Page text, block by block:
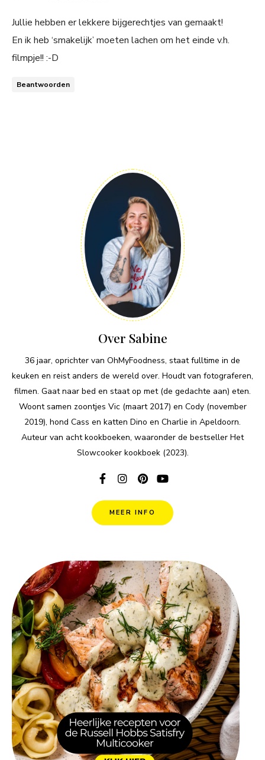
Jullie hebben er lekkere bijgerechtjes van gemaakt!
En ik heb ‘smakelijk’ moeten lachen om het einde v.h.
filmpje!! :-D
Beantwoorden
Over Sabine
36 jaar, oprichter van OhMyFoodness, staat fulltime in de
keuken en reist anders de wereld over. Houdt van fotograferen,
filmen. Gaat naar bed en staat op met (de gedachte aan) eten.
Woont samen zoontjes Vic (maart 2017) en Cody (november
2019), hond Cass en katten Dino en Charlie in Apeldoorn.
Auteur van acht kookboeken, waaronder de bestseller Het
Slowcooker kookboek (2023).
MEER INFO